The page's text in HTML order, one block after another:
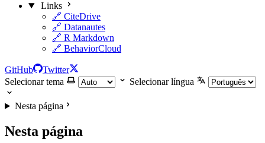
Links
🔗 CiteDrive
🔗 Datanautes
🔗 R Markdown
🔗 BehaviorCloud
GitHub
Twitter
Selecionar tema
Selecionar língua
Nesta página
Nesta página